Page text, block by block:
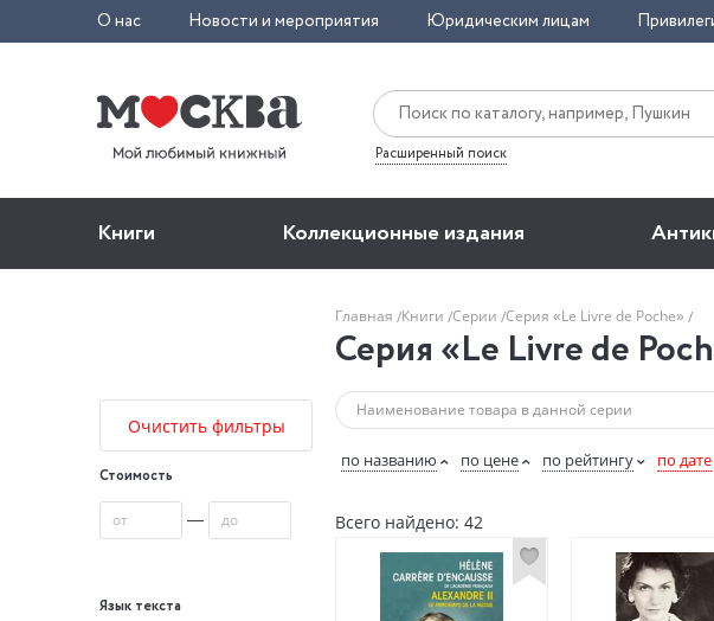
О нас Новости и мероприятия Юридическим лицам
Расширенный поиск
Книги Коллекционные издания
Главная Книги Серии Серия «Le Livre de Poche»
Серия «Le Livre de
Очистить фильтры
Стоимость
—
Язык текста
по названию по цене по рейтингу по дате
Всего найдено: 42